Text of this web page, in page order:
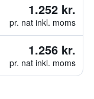
1.252 kr.
pr. nat inkl. moms
1.256 kr.
pr. nat inkl. moms